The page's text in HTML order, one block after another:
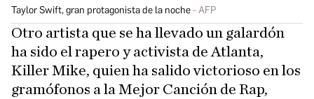
Taylor Swift, gran protagonista de la noche AFP
Otro artista que se ha llevado un galardón
ha sido el rapero y activista de Atlanta,
Killer Mike, quien ha salido victorioso en los
gramófonos a la Mejor Canción de Rap,